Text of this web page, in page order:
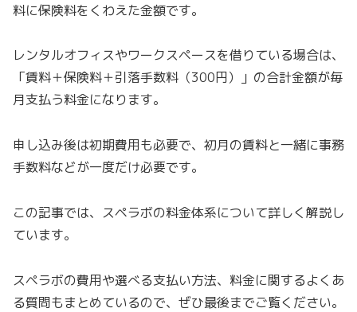
料に保険料をくわえた金額です。
レンタルオフィスやワークスペースを借りている場合は、
「賃料＋保険料＋引落手数料（300円）」の合計金額が毎
月支払う料金になります。
申し込み後は初期費用も必要で、初月の賃料と一緒に事務
手数料などが一度だけ必要です。
この記事では、スペラボの料金体系について詳しく解説し
ています。
スペラボの費用や選べる支払い方法、料金に関するよくあ
る質問もまとめているので、ぜひ最後までご覧ください。